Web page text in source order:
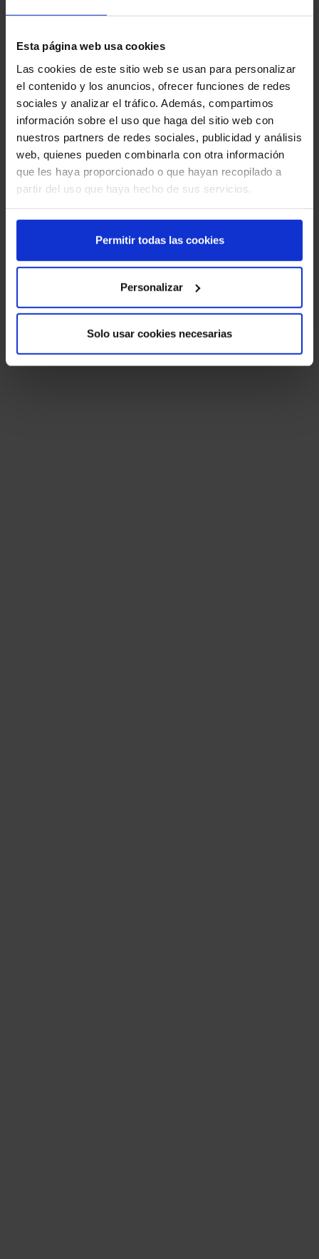
Esta página web usa cookies
Las cookies de este sitio web se usan para personalizar
el contenido y los anuncios, ofrecer funciones de redes
sociales y analizar el tráfico. Además, compartimos
información sobre el uso que haga del sitio web con
nuestros partners de redes sociales, publicidad y análisis
web, quienes pueden combinarla con otra información
que les haya proporcionado o que hayan recopilado a
partir del uso que haya hecho de sus servicios.
Permitir todas las cookies
Personalizar
Solo usar cookies necesarias